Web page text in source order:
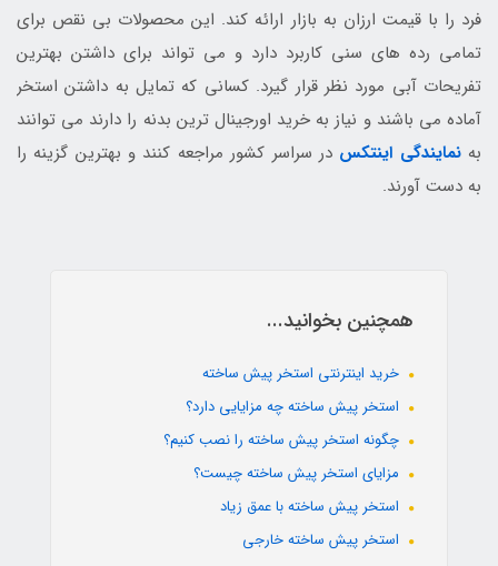
فرد را با قیمت ارزان به بازار ارائه کند. این محصولات بی نقص برای
تمامی رده های سنی کاربرد دارد و می تواند برای داشتن بهترین
تفریحات آبی مورد نظر قرار گیرد. کسانی که تمایل به داشتن استخر
آماده می باشند و نیاز به خرید اورجینال ترین بدنه را دارند می توانند
بهنمایندگی اینتکس در سراسر کشور مراجعه کنند و بهترین گزینه را
به دست آورند.
همچنین بخوانید...
خرید اینترنتی استخر پیش ساخته
استخر پیش ساخته چه مزایایی دارد؟
چگونه استخر پیش ساخته را نصب کنیم؟
مزایای استخر پیش ساخته چیست؟
استخر پیش ساخته با عمق زیاد
استخر پیش ساخته خارجی